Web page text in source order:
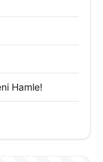
Hamle!